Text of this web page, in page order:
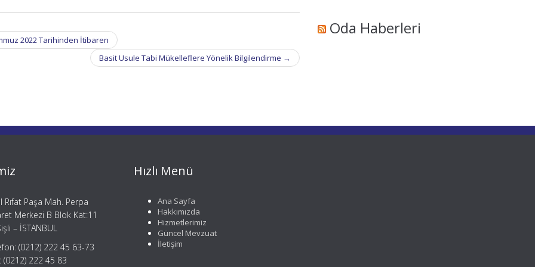
2022 Tarihinden İtibaren
Basit Usule Tabi Mükelleflere Yönelik Bilgilendirme →
Oda Haberleri
Rıfat Paşa Mah. Perpa
Merkezi B Blok Kat:11
– İSTANBUL
(0212) 222 45 63-73
(0212) 222 45 83
Hızlı Menü
Ana Sayfa
Hakkımızda
Hizmetlerimiz
Güncel Mevzuat
İletişim